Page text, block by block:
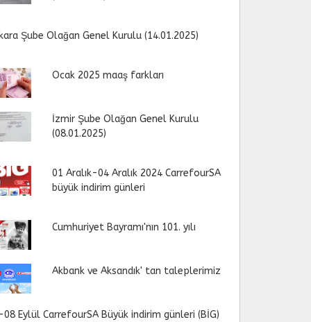
Şube Olağan Genel Kurulu (14.01.2025)
Ocak 2025 maaş farkları
İzmir Şube Olağan Genel Kurulu
(08.01.2025)
01 Aralık-04 Aralık 2024 CarrefourSA
büyük indirim günleri
Cumhuriyet Bayramı'nın 101. yılı
Akbank ve Aksandık' tan taleplerimiz
Eylül CarrefourSA Büyük indirim günleri (BİG)